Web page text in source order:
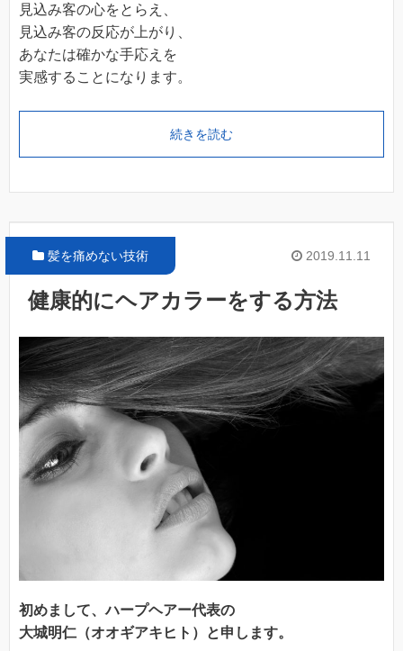
見込み客の心をとらえ、
見込み客の反応が上がり、
あなたは確かな手応えを
実感することになります。
続きを読む
2019.11.11
髪を痛めない技術
健康的にヘアカラーをする方法
初めまして、ハープヘアー代表の
大城明仁（オオギアキヒト）と申します。